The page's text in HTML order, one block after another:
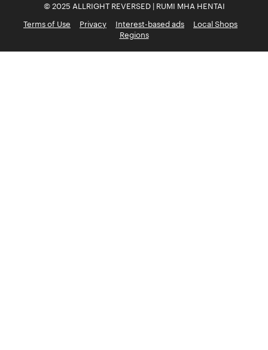
© 2025 ALLRIGHT REVERSED | RUMI MHA HENTAI
Terms of Use
Privacy Interest-based ads
Local Shops
Regions